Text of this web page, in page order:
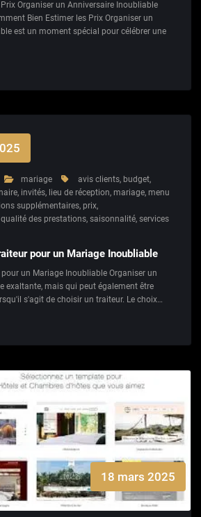
Organiser un Anniversaire Inoubliable
Bien Estimer les Prix Organiser un
est un moment spécial pour célébrer une
mariage avis clients, budget,
, invités, lieu de réception, mariage, menu
supplémentaires, prix,
qualité des prestations, saisonnalité, services
pour un Mariage Inoubliable
un Mariage Inoubliable Organiser un
exaltante, mais qui peut également être
s'agit de choisir un traiteur. Le choix…
18 mars 2025